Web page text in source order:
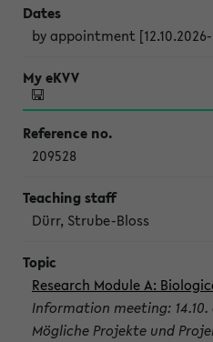
by appointment
209528
Dürr, Strube-Bloss
Research Module A:
Information meeting: 14.10.
Mögliche Projekte und